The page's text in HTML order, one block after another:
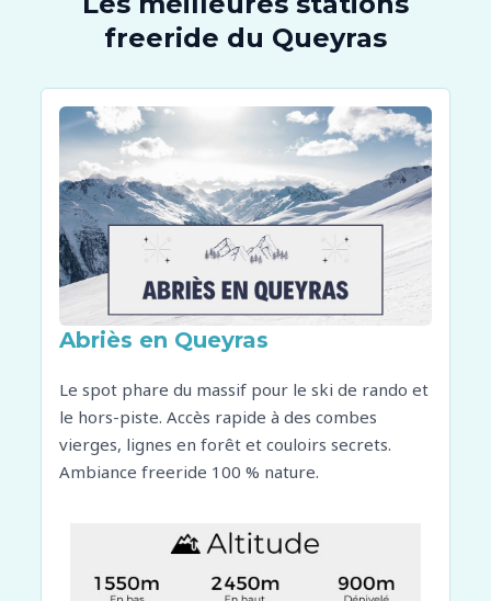
freeride du Queyras
Abriès en Queyras
Le spot phare du massif pour le ski de rando et
le hors-piste. Accès rapide à des combes
vierges, lignes en forêt et couloirs secrets.
Ambiance freeride 100 % nature.